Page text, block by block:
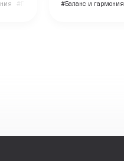
#Психология #Баланс и гармония